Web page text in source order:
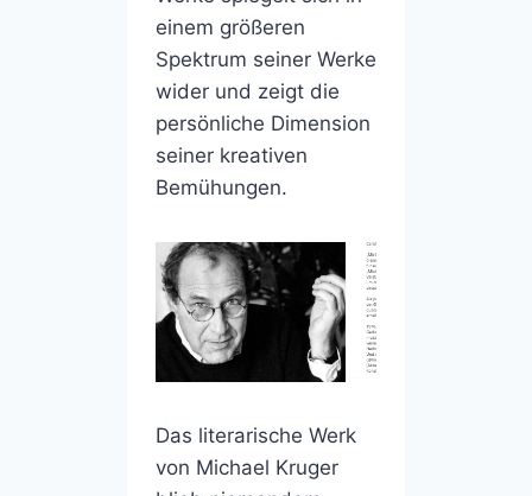
einem größeren
Spektrum seiner Werke
wider und zeigt die
persönliche Dimension
seiner kreativen
Bemühungen.
Das literarische Werk
von Michael Kruger